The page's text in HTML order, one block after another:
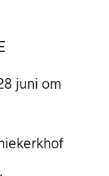
juni om